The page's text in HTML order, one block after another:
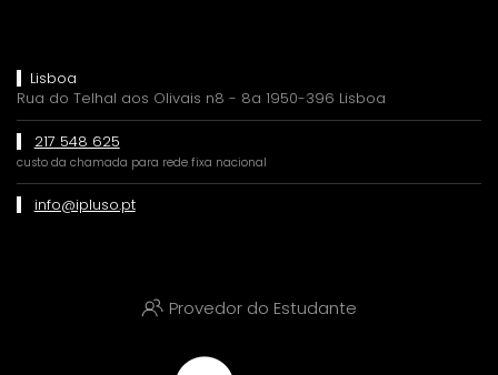
Lisboa
Rua do Telhal aos Olivais n8 - 8a 1950-396 Lisboa
217 548 625
custo da chamada para rede fixa nacional
info@ipluso.pt
Provedor do Estudante